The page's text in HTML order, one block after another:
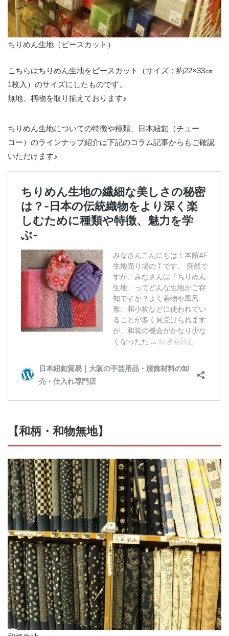
ちりめん生地（ピースカット）
こちらはちりめん生地をピースカット（サイズ：約22×33㎝
1枚入）のサイズにしたものです。
無地、柄物を取り揃えております♪
ちりめん生地についての特徴や種類、日本紐釦（チュー
コー）のラインナップ紹介は下記のコラム記事からもご確認
いただけます♪
【和柄・和物無地】